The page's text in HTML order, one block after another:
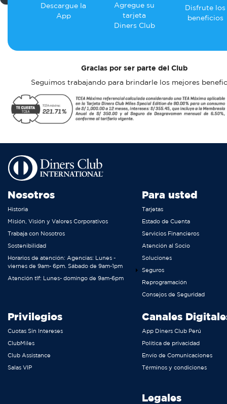
Descargue la
App
Agregue su
tarjeta
Diners Club
Disfrute los
beneficios
Gracias por ser parte del Club
Seguimos trabajando para brindarle los mejores
Nosotros
Historia
Misión, Visión y Valores Corporativos
Trabaja con Nosotros
Sostenibilidad
Horarios de atención: Agencias: Lunes -
viernes de 9am- 6pm. Sábado de 9am-1pm
Atención tlf: Lunes- domingo de 9am-6pm
Para usted
Tarjetas
Estado de Cuenta
Servicios Financieros
Atención al Socio
Soluciones
Seguros
Reprogramación
Consejos de Seguridad
Privilegios
Cuotas Sin Intereses
ClubMiles
Club Assistance
Salas VIP
Canales
App Diners Club Perú
Política de privacidad
Envío de Comunicaciones
Términos y condiciones
Legales